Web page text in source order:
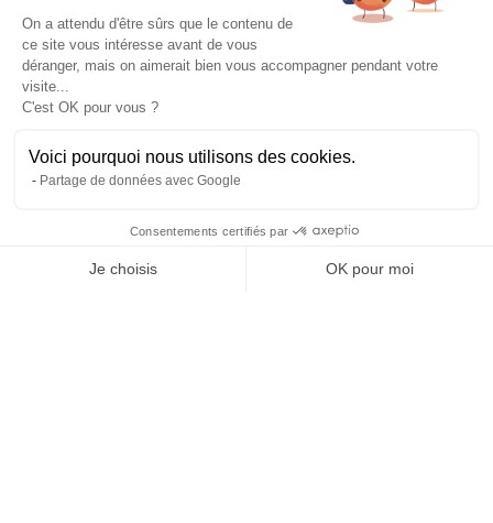
À propos
Conditions générales de vente
Conditions générales d'utilisation
Services
On a attendu d'être sûrs que le contenu de
ce site vous intéresse avant de vous
déranger, mais on aimerait bien vous accompagner pendant votre
visite...
C'est OK pour vous ?
Voici pourquoi nous utilisons des cookies.
Partage de données avec Google
Consentements certifiés par
Je choisis
OK pour moi